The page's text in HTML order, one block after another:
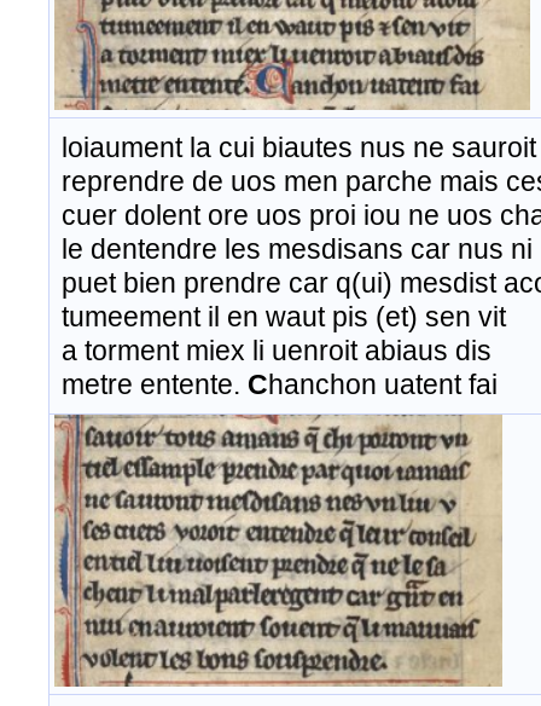
loiaument la cui biautes nus ne sauroit
reprendre de uos men parche mais
cuer dolent ore uos proi iou ne uos
le dentendre les mesdisans car nus ni
puet bien prendre car q(ui) mesdist
tumeement il en waut pis (et) sen vit
a torment miex li uenroit abiaus dis
metre entente. Chanchon uatent fai